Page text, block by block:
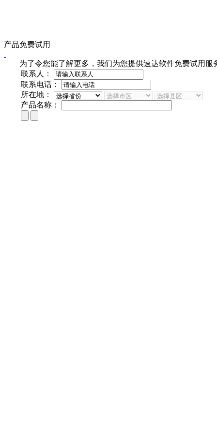
产品免费试用
为了令您能了解更多，我们为您提供速达软件免费试用服
联系人：
联系电话：
所在地：
产品名称：